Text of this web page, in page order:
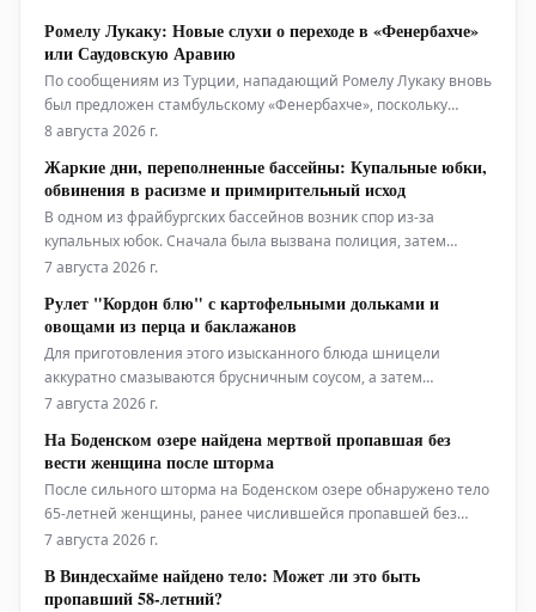
Ромелу Лукаку: Новые слухи о переходе в «Фенербахче»
или Саудовскую Аравию
По сообщениям из Турции, нападающий Ромелу Лукаку вновь
был предложен стамбульскому «Фенербахче», поскольку
форвард активно ищет новый клуб на предстоящий сезон
возможность перехода в Саудовскую Аравию также
становится всё более реальным вариант
8 августа 2026 г.
Жаркие дни, переполненные бассейны: Купальные юбки,
обвинения в расизме и примирительный исход
В одном из фрайбургских бассейнов возник спор из-за
купальных юбок. Сначала была вызвана полиция, затем
состоялся диалог. Это лишь один из примеров того, какие
период.
7 августа 2026 г.
Рулет "Кордон блю" с картофельными дольками и
овощами из перца и баклажанов
Для приготовления этого изысканного блюда шницели
аккуратно смазываются брусничным соусом, а затем
начиняются слоями ветчины и сыра. После этого они
золотистой корочки. Подаётся рулет "Кордон блю" с гарниром
из хрустящих картофельных долек и све
7 августа 2026 г.
На Боденском озере найдена мертвой пропавшая без
вести женщина после шторма
После сильного шторма на Боденском озере обнаружено тело
65-летней женщины, ранее числившейся пропавшей без
вести. По данным полиции, она упала в воду с моторной
7 августа 2026 г.
В Виндесхайме найдено тело: Может ли это быть
пропавший 58-летний?